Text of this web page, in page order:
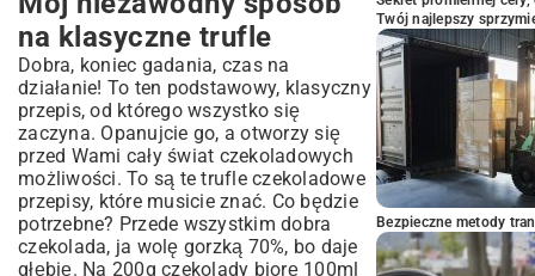
na klasyczne trufle
Dobra, koniec gadania, czas na
działanie! To ten podstawowy, klasyczny
przepis, od którego wszystko się
zaczyna. Opanujcie go, a otworzy się
przed Wami cały świat czekoladowych
możliwości. To są te trufle czekoladowe
przepisy, które musicie znać. Co będzie
potrzebne? Przede wszystkim dobra
czekolada, ja wolę gorzką 70%, bo daje
głębię. Na 200g czekolady biorę 100ml
Twój najlepszy
Bezpieczne metody